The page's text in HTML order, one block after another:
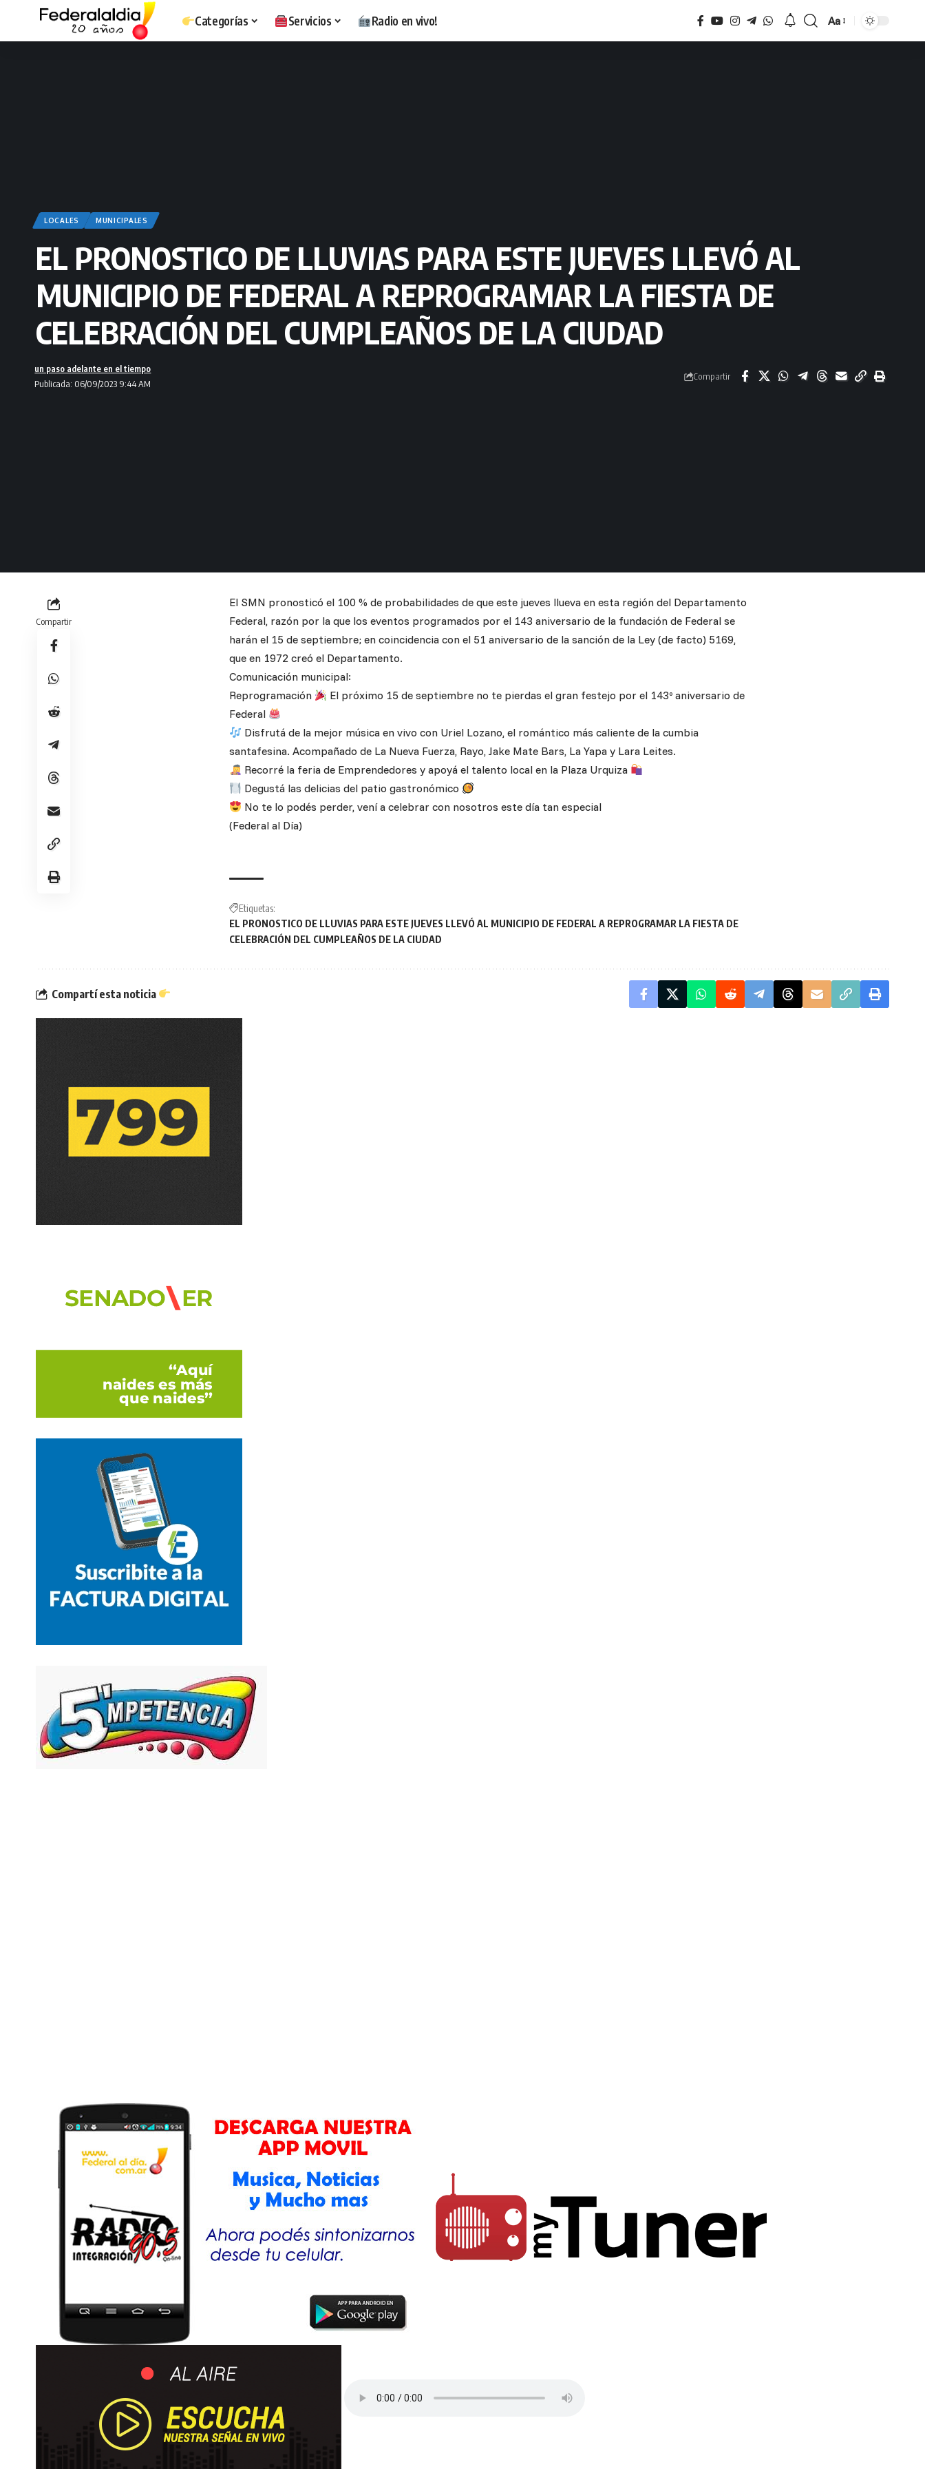
Categorías Servicios Radio en vivo!
Tamaño
Aa
LOCALES MUNICIPALES
EL PRONOSTICO DE LLUVIAS PARA ESTE JUEVES LLEVÓ AL
MUNICIPIO DE FEDERAL A REPROGRAMAR LA FIESTA DE
CELEBRACIÓN DEL CUMPLEAÑOS DE LA CIUDAD
Publicada: 06/09/2023 9:44 AM
un paso adelante en el tiempo
Compartir
Compartir
El SMN pronosticó el 100 % de probabilidades de que este jueves llueva en esta región del Departamento
Federal, razón por la que los eventos programados por el 143 aniversario de la fundación de Federal se
harán el 15 de septiembre; en coincidencia con el 51 aniversario de la sanción de la Ley (de facto) 5169,
que en 1972 creó el Departamento.
Comunicación municipal:
Reprogramación
El próximo 15 de septiembre no te pierdas el gran festejo por el 143º aniversario de
Federal
Disfrutá de la mejor música en vivo con Uriel Lozano, el romántico más caliente de la cumbia
santafesina. Acompañado de La Nueva Fuerza, Rayo, Jake Mate Bars, La Yapa y Lara Leites.
Recorré la feria de Emprendedores y apoyá el talento local en la Plaza Urquiza
Degustá las delicias del patio gastronómico
No te lo podés perder, vení a celebrar con nosotros este día tan especial
(Federal al Día)
Etiquetas:
EL PRONOSTICO DE LLUVIAS PARA ESTE JUEVES LLEVÓ AL MUNICIPIO DE FEDERAL A REPROGRAMAR LA FIESTA DE
CELEBRACIÓN DEL CUMPLEAÑOS DE LA CIUDAD
Compartí esta noticia